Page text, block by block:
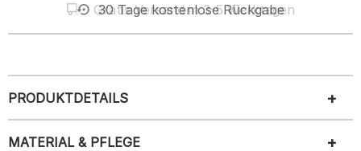
Gratis Versand in 3-5 Werktagen
30 Tage kostenlose Rückgabe
PRODUKTDETAILS
MATERIAL & PFLEGE